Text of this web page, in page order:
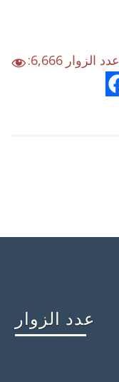
:عدد الزوار 6,666
عدد الزوار